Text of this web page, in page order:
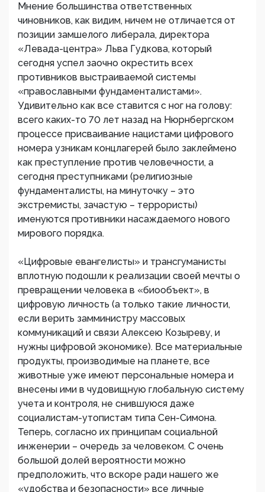
Мнение большинства ответственных
чиновников, как видим, ничем не отличается от
позиции замшелого либерала, директора
«Левада-центра» Льва Гудкова, который
сегодня успел заочно окрестить всех
противников выстраиваемой системы
«православными фундаменталистами».
Удивительно как все ставится с ног на голову:
всего каких-то 70 лет назад на Нюрнбергском
процессе присваивание нацистами цифрового
номера узникам концлагерей было заклеймено
как преступление против человечности, а
сегодня преступниками (религиозные
фундаменталисты, на минуточку – это
экстремисты, зачастую – террористы)
именуются противники насаждаемого нового
мирового порядка.
«Цифровые евангелисты» и трансгуманисты
вплотную подошли к реализации своей мечты о
превращении человека в «биообъект», в
цифровую личность (а только такие личности,
если верить замминистру массовых
коммуникаций и связи Алексею Козыреву, и
нужны цифровой экономике). Все материальные
продукты, производимые на планете, все
животные уже имеют персональные номера и
внесены ими в чудовищную глобальную систему
учета и контроля, не снившуюся даже
социалистам-утопистам типа Сен-Симона.
Теперь, согласно их принципам социальной
инженерии – очередь за человеком. С очень
большой долей вероятности можно
предположить, что вскоре ради нашего же
«удобства и безопасности» все личные